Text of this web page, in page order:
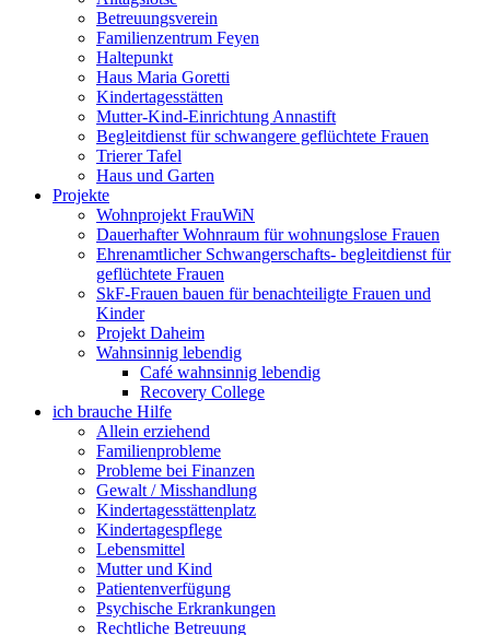
Betreuungsverein
Familienzentrum Feyen
Haltepunkt
Haus Maria Goretti
Kindertagesstätten
Mutter-Kind-Einrichtung Annastift
Begleitdienst für schwangere geflüchtete Frauen
Trierer Tafel
Haus und Garten
Projekte
Wohnprojekt FrauWiN
Dauerhafter Wohnraum für wohnungslose Frauen
Ehrenamtlicher Schwangerschafts- begleitdienst für
geflüchtete Frauen
SkF-Frauen bauen für benachteiligte Frauen und
Kinder
Projekt Daheim
Wahnsinnig lebendig
Café wahnsinnig lebendig
Recovery College
ich brauche Hilfe
Allein erziehend
Familienprobleme
Probleme bei Finanzen
Gewalt / Misshandlung
Kindertagesstättenplatz
Kindertagespflege
Lebensmittel
Mutter und Kind
Patientenverfügung
Psychische Erkrankungen
Rechtliche Betreuung